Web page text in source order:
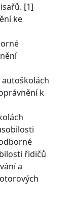
[1]
ke
autoškolách
k
řidičů
a